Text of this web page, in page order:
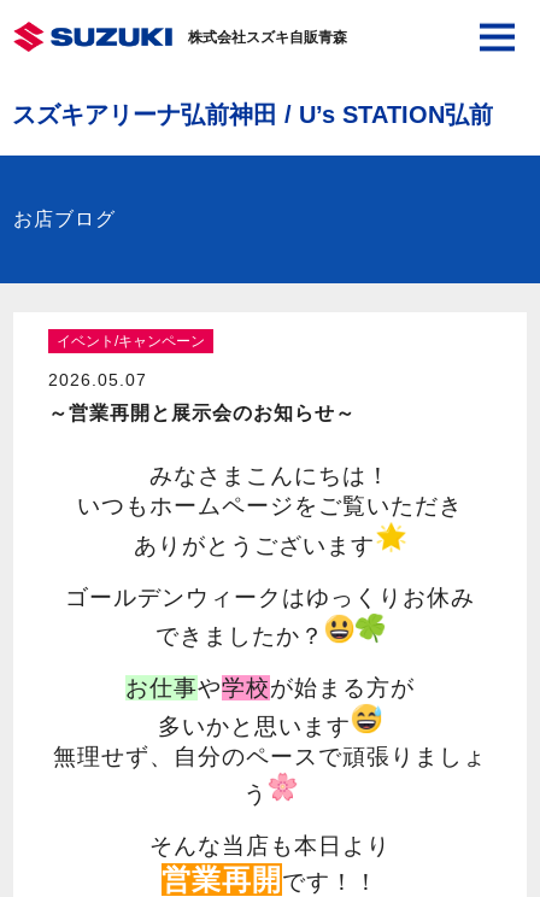
株式会社スズキ自販青森
スズキアリーナ弘前神田 / U’s STATION弘前
お店ブログ
イベント/キャンペーン
2026.05.07
～営業再開と展示会のお知らせ～
みなさまこんにちは！
いつもホームページをご覧いただき
ありがとうございます
ゴールデンウィークはゆっくりお休み
できましたか？
お仕事や学校が始まる方が
多いかと思います
無理せず、自分のペースで頑張りましょ
う
そんな当店も本日より
営業再開 です！！